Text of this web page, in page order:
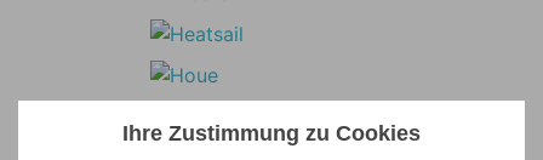
Ihre Zustimmung zu Cookies